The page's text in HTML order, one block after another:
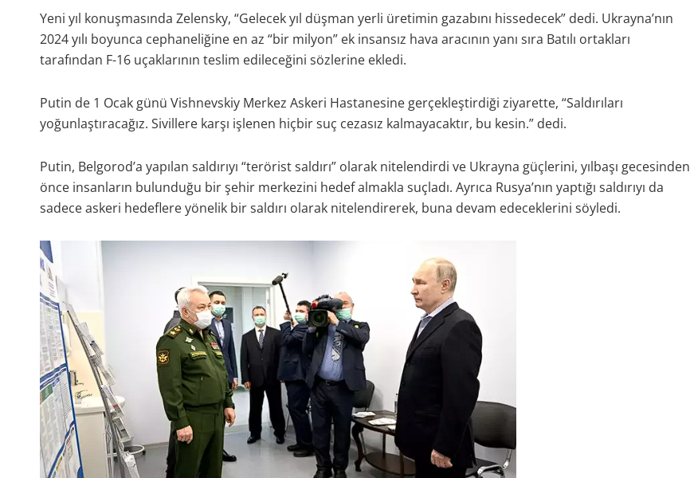
Yeni yıl konuşmasında Zelensky, “Gelecek yıl düşman yerli üretimin gazabını hissedecek” dedi. Ukrayna’nın
2024 yılı boyunca cephaneliğine en az “bir milyon” ek insansız hava aracının yanı sıra Batılı ortakları
tarafından F-16 uçaklarının teslim edileceğini sözlerine ekledi.
Putin de 1 Ocak günü Vishnevskiy Merkez Askeri Hastanesine gerçekleştirdiği ziyarette, “Saldırıları
yoğunlaştıracağız. Sivillere karşı işlenen hiçbir suç cezasız kalmayacaktır, bu kesin.” dedi.
Putin, Belgorod’a yapılan saldırıyı “terörist saldırı” olarak nitelendirdi ve Ukrayna güçlerini, yılbaşı gecesinden
önce insanların bulunduğu bir şehir merkezini hedef almakla suçladı. Ayrıca Rusya’nın yaptığı saldırıyı da
sadece askeri hedeflere yönelik bir saldırı olarak nitelendirerek, buna devam edeceklerini söyledi.